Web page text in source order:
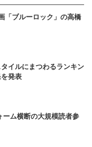
「ブルーロック」の高橋
イルにまつわるランキン
発表
ム横断の大規模読者参